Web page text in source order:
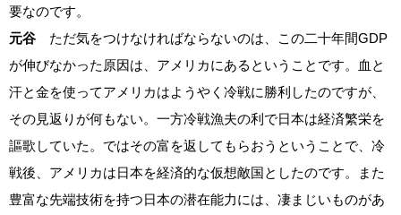
要なのです。
元谷 ただ気をつけなければならないのは、この二十年間GDP
が伸びなかった原因は、アメリカにあるということです。血と
汗と金を使ってアメリカはようやく冷戦に勝利したのですが、
その見返りが何もない。一方冷戦漁夫の利で日本は経済繁栄を
謳歌していた。ではその富を返してもらおうということで、冷
戦後、アメリカは日本を経済的な仮想敵国としたのです。また
豊富な先端技術を持つ日本の潜在能力には、凄まじいものがあ